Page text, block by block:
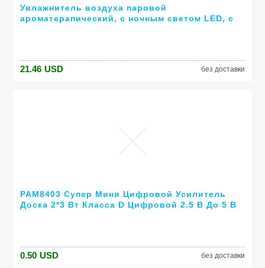
Увлажнитель воздуха паровой
ароматерапический, с ночным светом LED, с
21.46 USD без доставки
PAM8403 Супер Мини Цифровой Усилитель
Доска 2*3 Вт Класса D Цифровой 2.5 В До 5 В
0.50 USD без доставки